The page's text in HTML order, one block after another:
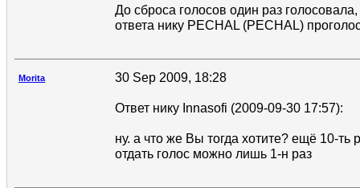
До сброса голосов один раз
ответа нику PECHAL (PECHAL)
Morita 30 Sep 2009, 18:28
Ответ нику Innasofi (2009-09-30 17:57):
ну. а что же Вы тогда хотите? ещё 10-ть
отдать голос можно лишь 1-н раз